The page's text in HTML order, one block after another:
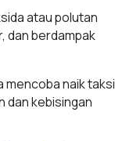
atau polutan
dan berdampak
mencoba naik taksi
dan kebisingan